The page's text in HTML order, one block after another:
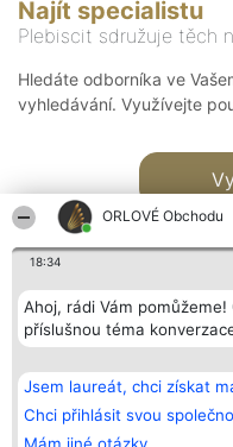
ORLOVÉ Obchodu
18:34
Ahoj, rádi Vám pomůžeme!
příslušnou téma
Jsem laureát, chci získat
Chci přihlásit svou
Najít specialistu
Plebiscit sdružuje těch
Hledáte odborníka ve
vyhledávání. Využívejte
Bright Side Solutions sp. z o.
o. sp. k.
ul. Ruska 22
Wrocław 50-079
KRS 0000749100 | Regon